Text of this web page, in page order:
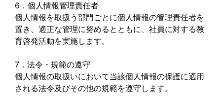
6．個人情報管理責任者
個人情報を取扱う部門ごとに個人情報の管理責任者を
置き、適正な管理に努めるとともに、社員に対する教
育啓発活動を実施します。
7．法令・規範の遵守
個人情報の取扱いにおいて当該個人情報の保護に適用
される法令及びその他の規範を遵守します。